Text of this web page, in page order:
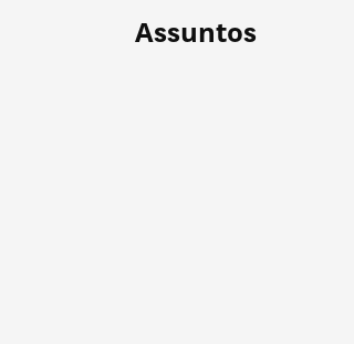
Assuntos